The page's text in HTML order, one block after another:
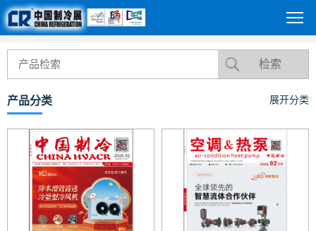
产品分类 展开分类